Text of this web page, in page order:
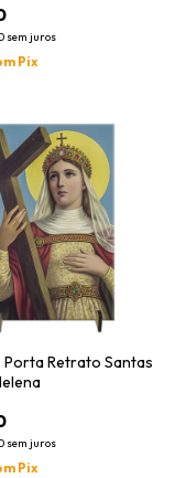
sem juros
Pix
Porta Retrato Santas
sem juros
Pix